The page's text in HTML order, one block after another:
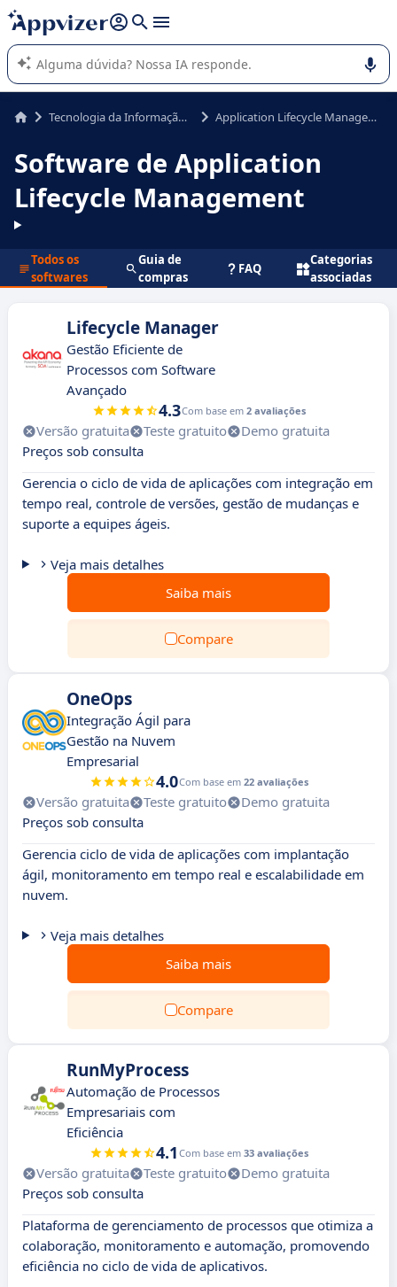
de nossa IA (várias linhas com
A IA do Appvizer o orienta no uso ou na seleção de software
SaaS para sua empresa.
Tecnologia da Informação (TI) Application Lifecycle Management
Software de Application
Lifecycle Management
Todos os
softwares
Guia de
compras
FAQ
Categorias
associadas
Lifecycle Manager
Gestão Eficiente de
Processos com Software
Avançado
4.3Com base em 2 avaliações
Versão gratuita Teste gratuito
Demo gratuita
Preços sob consulta
Gerencia o ciclo de vida de aplicações com integração em
tempo real, controle de versões, gestão de mudanças e
suporte a equipes ágeis.
Veja mais detalhes
Saiba mais
Compare
OneOps
Integração Ágil para
Gestão na Nuvem
Empresarial
4.0Com base em 22 avaliações
Versão gratuita Teste gratuito
Demo gratuita
Preços sob consulta
Gerencia ciclo de vida de aplicações com implantação
ágil, monitoramento em tempo real e escalabilidade em
nuvem.
Veja mais detalhes
Saiba mais
Compare
RunMyProcess
Automação de Processos
Empresariais com
Eficiência
4.1 Com base em 33 avaliações
Versão gratuita Teste gratuito
Demo gratuita
Preços sob consulta
Plataforma de gerenciamento de processos que otimiza a
colaboração, monitoramento e automação, promovendo
eficiência no ciclo de vida de aplicativos.